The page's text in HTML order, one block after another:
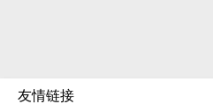
友情链接